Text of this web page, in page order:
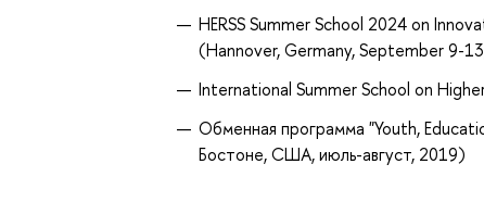
HERSS Summer School 2024 on
(Hannover, Germany, September 9-
International Summer School on
Обменная программа "Youth,
Бостоне, США, июль-август, 2019)